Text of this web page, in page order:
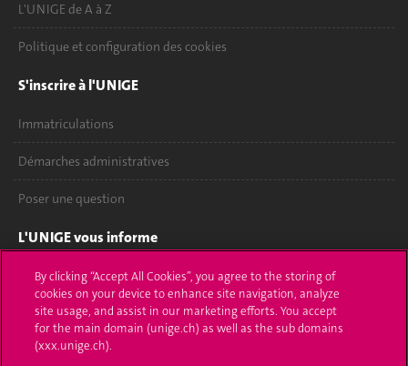
L'UNIGE de A à Z
Politique et configuration des cookies
S'inscrire à l'UNIGE
Immatriculations
Démarches administratives
Poser une question
L'UNIGE vous informe
UNIGE Mobile
Médias
Offres d'emploi
By clicking “Accept All Cookies”, you agree to the storing of
cookies on your device to enhance site navigation, analyze
site usage, and assist in our marketing efforts. You accept
for the main domain (unige.ch) as well as the sub domains
(xxx.unige.ch).